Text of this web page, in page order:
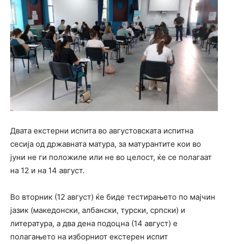
Двата екстерни испита во августовската испитна
сесија од државната матура, за матурантите кои во
јуни не ги положиле или не во целост, ќе се полагаат
на 12 и на 14 август.
Во вторник (12 август) ќе биде тестирањето по мајчин
јазик (македонски, албански, турски, српски) и
литература, а два дена подоцна (14 август) е
полагањето на изборниот екстерен испит